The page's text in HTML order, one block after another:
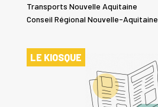
Transports Nouvelle Aquitaine
Conseil Régional Nouvelle-Aquitaine
LE KIOSQUE